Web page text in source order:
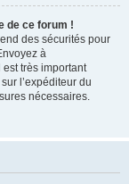
de ce forum !
des sécurités pour
à
est très important
l’expéditeur du
nécessaires.